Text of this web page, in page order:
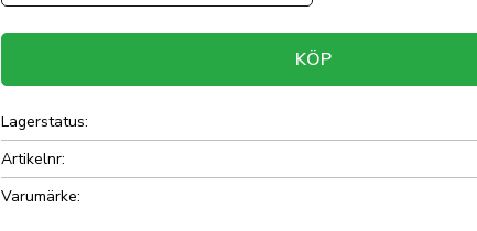
KÖP
Lagerstatus
Artikelnr